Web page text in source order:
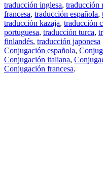
traducción inglesa, traducción
francesa, traducción española,
traducción kazaja, traducción
portuguesa, traducción turca,
finlandés, traducción japonesa
Conjugación española,
Conjugación italiana,
Conjugación francesa.